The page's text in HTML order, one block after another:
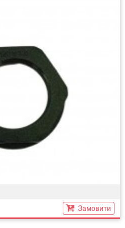
Замовити